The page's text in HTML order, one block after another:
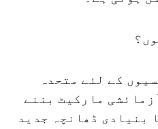
کے لئے متحدہ
مارکیٹ بننے
بنیادی ڈھانچہ جدید